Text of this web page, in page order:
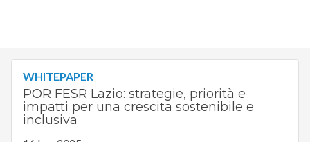
WHITEPAPER
POR FESR Lazio: strategie, priorità e
impatti per una crescita sostenibile e
inclusiva